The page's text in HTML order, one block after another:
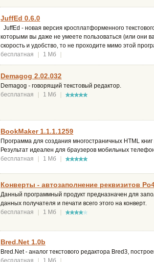
JuffEd 0.6.0
JuffEd - новая версия кросплатформенного
которыми вы даже не умеете пользоваться (или они
скорость и удобство, то не проходите мимо этой
бесплатная
1 Мб
Demagog 2.02.032
Demagog - говорящий текстовый редактор.
бесплатная
1 Мб
BookMaker 1.1.1.1259
Программа для создания многостраничных HTML
Результат идеален для браузеров мобильных
бесплатная
1 Мб
Конверты - автозаполнение реквизитов
Данный программный продукт предназначен для
данных получателя и печати всего этого на конверт.
бесплатная
1 Мб
Bred.Net 1.0b
Bred.Net - аналог текстового редактора Bred3,
бесплатная
1 Мб